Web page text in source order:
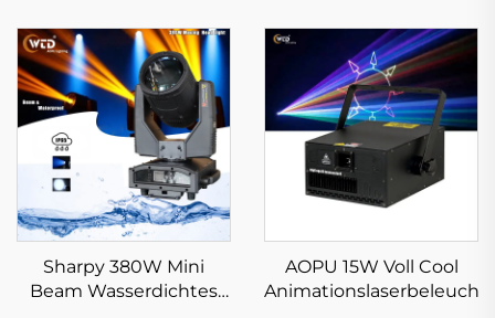
Spot Bühnenlicht für
Disco Drama Theater
Light Wasserdichtes
LED Wash Zoom Licht
für Bühnen Disco Club
Sharpy 380W Mini
Beam Wasserdichtes
AOPU 15W Voll Cool